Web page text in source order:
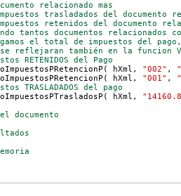
relacionado mas
trasladados del documento
retenidos del documento
tantos documentos relacionados
el total de impuestos del
reflejaran también en la funcion
RETENIDOS del Pago
hXml,
"002" ,
hXml,
"001" ,
TRASLADADOS del pago
hXml,
documento